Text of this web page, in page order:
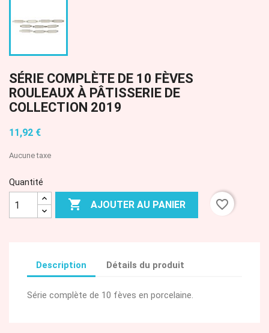
SÉRIE COMPLÈTE DE 10 FÈVES
ROULEAUX À PÂTISSERIE DE
COLLECTION 2019
11,92 €
Aucune taxe
Quantité
 AJOUTER AU PANIER favorite_border
Description Détails du produit
Série complète de 10 fèves en porcelaine.